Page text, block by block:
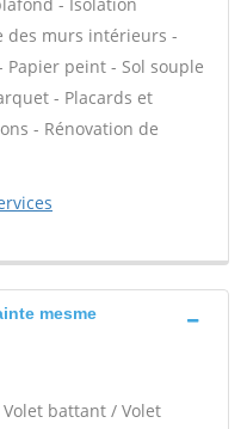
des murs intérieurs -
peint - Sol souple
- Placards et
- Rénovation de
mesme
battant / Volet